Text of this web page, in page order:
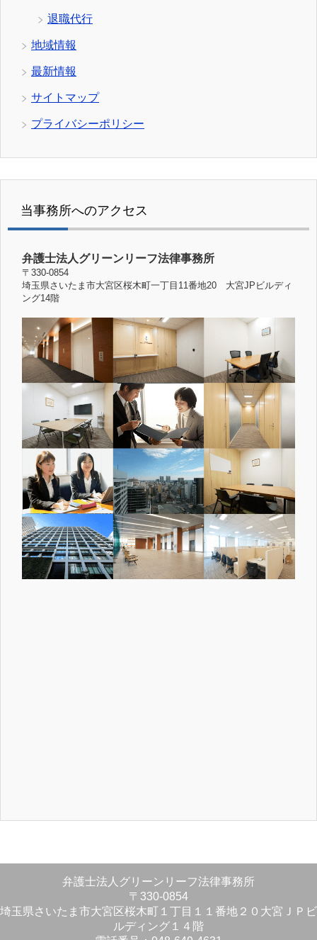
退職代行
地域情報
最新情報
サイトマップ
プライバシーポリシー
当事務所へのアクセス
弁護士法人グリーンリーフ法律事務所
〒330-0854
埼玉県さいたま市大宮区桜木町一丁目11番地20 大宮JPビルディ
ング14階
弁護士法人グリーンリーフ法律事務所
〒330-0854
埼玉県さいたま市大宮区桜木町１丁目１１番地２０大宮ＪＰビ
ルディング１４階